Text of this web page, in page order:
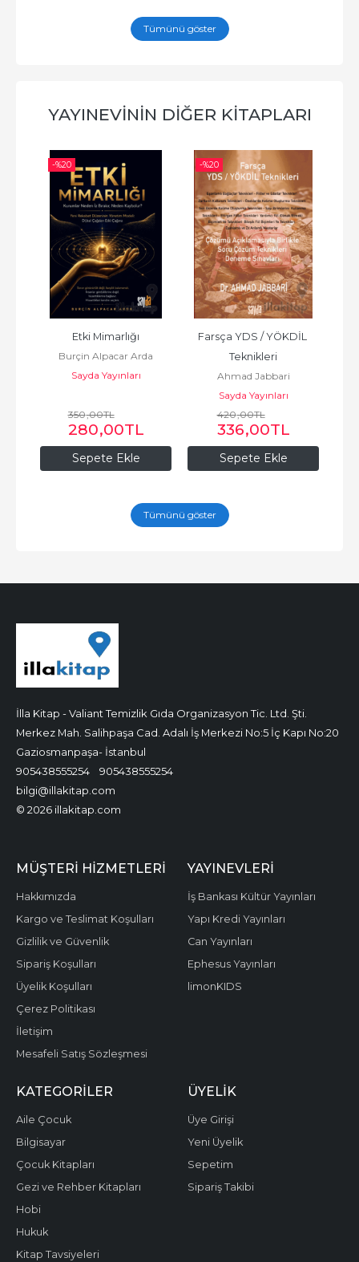
Tümünü göster
YAYINEVININ DIĞER KITAPLARI
-%20
Sepete Ekle
Etki Mimarlığı
Burçin Alpacar Arda
Sayda Yayınları
350,00TL
280,00TL
-%20
Sepete Ekle
Farsça YDS / YÖKDİL
Teknikleri
Ahmad Jabbari
Sayda Yayınları
420,00TL
336,00TL
Tümünü göster
İlla Kitap - Valiant Temizlik Gıda Organizasyon Tic. Ltd. Şti.
Merkez Mah. Salihpaşa Cad. Adalı İş Merkezi No:5 İç Kapı No:20
Gaziosmanpaşa- İstanbul
905438555254
905438555254
bilgi@illakitap.com
© 2026 illakitap.com
MÜŞTERI HIZMETLERI
Hakkımızda
Kargo ve Teslimat Koşulları
Gizlilik ve Güvenlik
Sipariş Koşulları
Üyelik Koşulları
Çerez Politikası
İletişim
Mesafeli Satış Sözleşmesi
YAYINEVLERI
İş Bankası Kültür Yayınları
Yapı Kredi Yayınları
Can Yayınları
Ephesus Yayınları
limonKIDS
KATEGORILER
Aile Çocuk
Bilgisayar
Çocuk Kitapları
Gezi ve Rehber Kitapları
Hobi
Hukuk
Kitap Tavsiyeleri
ÜYELIK
Üye Girişi
Yeni Üyelik
Sepetim
Sipariş Takibi